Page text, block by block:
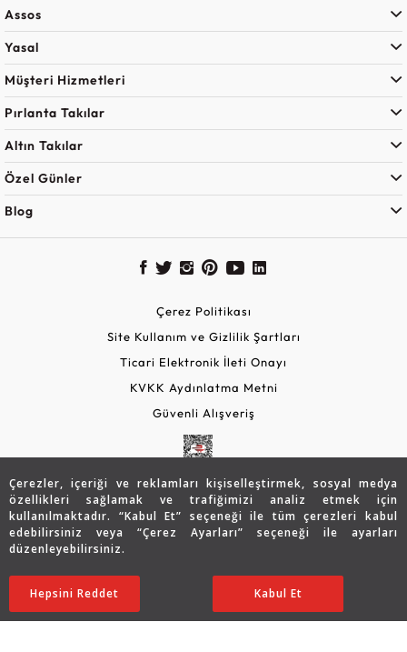
Çerezler, içeriği ve reklamları kişiselleştirmek, sosyal medya
özellikleri sağlamak ve trafiğimizi analiz etmek için
kullanılmaktadır. “Kabul Et” seçeneği ile tüm çerezleri kabul
edebilirsiniz veya “Çerez Ayarları” seçeneği ile ayarları
düzenleyebilirsiniz.
Ayarları Düzenle
Hepsini Reddet Kabul Et
94.774 TL
66.349TL SATIN ALIN
Assos
Yasal
Müşteri Hizmetleri
Pırlanta Takılar
Altın Takılar
Özel Günler
Blog
Çerez Politikası
Site Kullanım ve Gizlilik Şartları
Ticari Elektronik İleti Onayı
KVKK Aydınlatma Metni
Güvenli Alışveriş
Copyright © 2026 Assos Pırlanta - Bu sitenin tüm hakları